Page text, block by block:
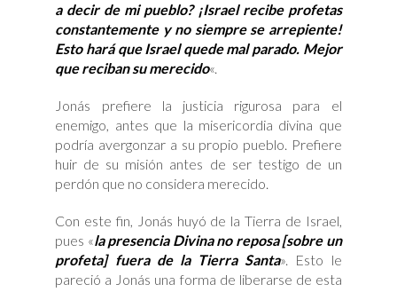
a decir de mi pueblo? ¡Israel recibe profetas
constantemente y no siempre se arrepiente!
Esto hará que Israel quede mal parado. Mejor
que reciban su merecido«.
Jonás prefiere la justicia rigurosa para el
enemigo, antes que la misericordia divina que
podría avergonzar a su propio pueblo. Prefiere
huir de su misión antes de ser testigo de un
perdón que no considera merecido.
Con este fin, Jonás huyó de la Tierra de Israel,
pues «la presencia Divina no reposa [sobre un
profeta] fuera de la Tierra Santa». Esto le
pareció a Jonás una forma de liberarse de esta